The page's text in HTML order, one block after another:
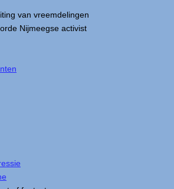
van vreemdelingen
Nijmeegse activist